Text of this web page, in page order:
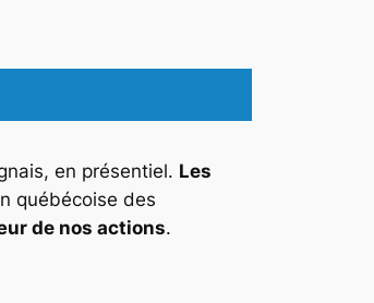
en présentiel. Les
québécoise des
de nos actions.